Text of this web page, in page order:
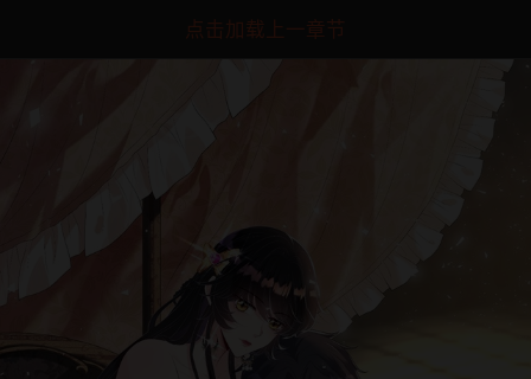
点击加载上一章节